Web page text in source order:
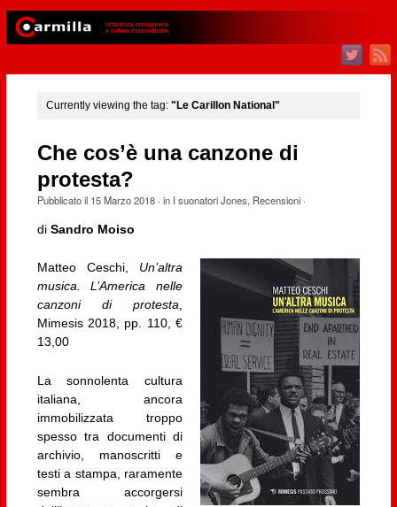
Currently viewing the tag: "Le Carillon National"
Che cos’è una canzone di
protesta?
Pubblicato il 15 Marzo 2018· in I suonatori Jones, Recensioni·
di Sandro Moiso
Matteo Ceschi, Un’altra
musica. L’America nelle
canzoni di protesta,
Mimesis 2018, pp. 110, €
13,00
La sonnolenta cultura
italiana, ancora
immobilizzata troppo
spesso tra documenti di
archivio, manoscritti e
testi a stampa, raramente
sembra accorgersi